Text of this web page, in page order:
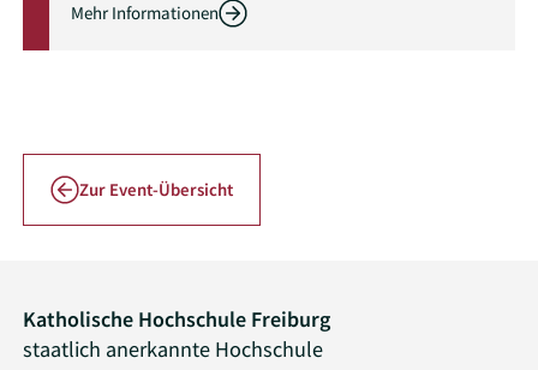
Mehr Informationen
Zur Event-Übersicht
Katholische Hochschule Freiburg
staatlich anerkannte Hochschule